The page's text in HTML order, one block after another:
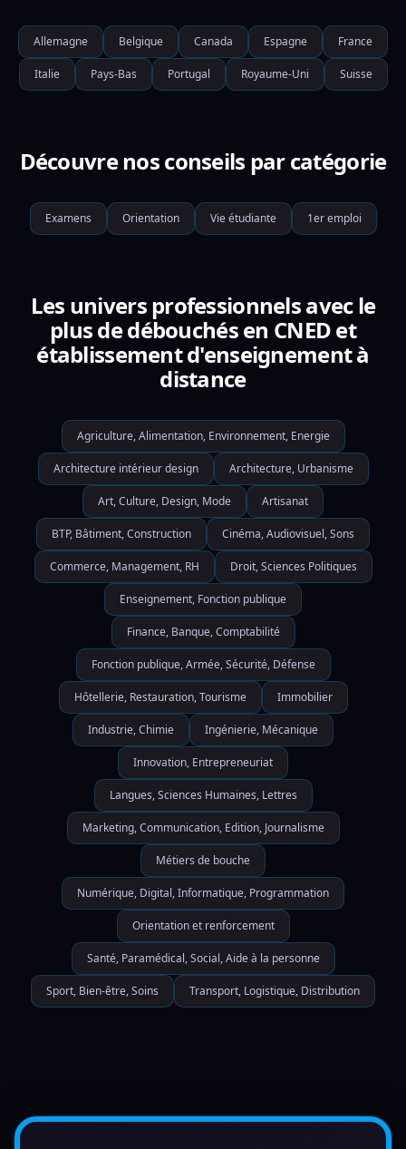
Allemagne Belgique Canada Espagne France
Italie Pays-Bas Portugal Royaume-Uni Suisse
Découvre nos conseils par catégorie
Examens Orientation Vie étudiante 1er emploi
Les univers professionnels avec le
plus de débouchés en CNED et
établissement d'enseignement à
distance
Agriculture, Alimentation, Environnement, Energie
Architecture intérieur design Architecture, Urbanisme
Art, Culture, Design, Mode Artisanat
BTP, Bâtiment, Construction Cinéma, Audiovisuel, Sons
Commerce, Management, RH Droit, Sciences Politiques
Enseignement, Fonction publique
Finance, Banque, Comptabilité
Fonction publique, Armée, Sécurité, Défense
Hôtellerie, Restauration, Tourisme Immobilier
Industrie, Chimie Ingénierie, Mécanique
Innovation, Entrepreneuriat
Langues, Sciences Humaines, Lettres
Marketing, Communication, Edition, Journalisme
Métiers de bouche
Numérique, Digital, Informatique, Programmation
Orientation et renforcement
Santé, Paramédical, Social, Aide à la personne
Sport, Bien-être, Soins Transport, Logistique, Distribution